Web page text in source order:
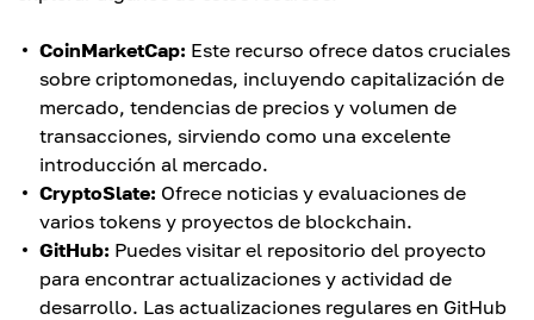
CoinMarketCap: Este recurso ofrece datos cruciales
sobre criptomonedas, incluyendo capitalización de
mercado, tendencias de precios y volumen de
transacciones, sirviendo como una excelente
introducción al mercado.
CryptoSlate: Ofrece noticias y evaluaciones de
varios tokens y proyectos de blockchain.
GitHub: Puedes visitar el repositorio del proyecto
para encontrar actualizaciones y actividad de
desarrollo. Las actualizaciones regulares en GitHub